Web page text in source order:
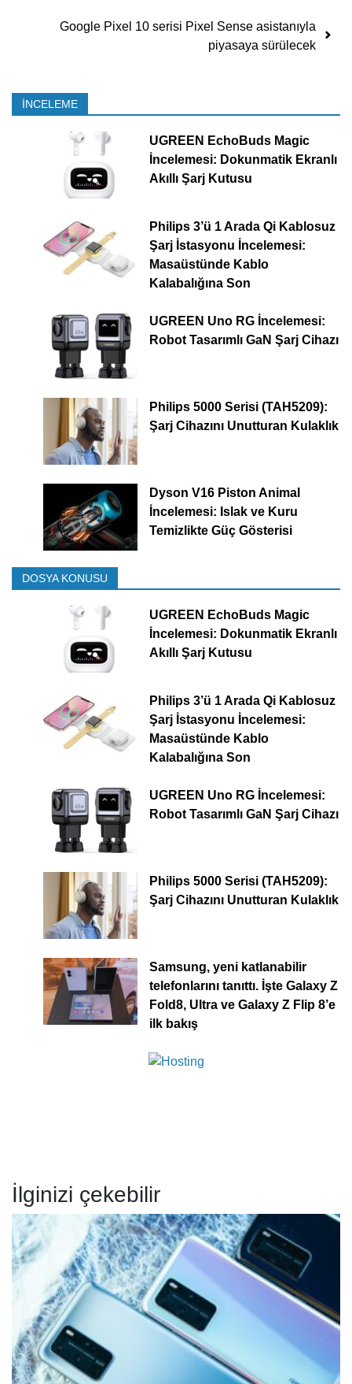
Google Pixel 10 serisi Pixel Sense asistanıyla
piyasaya sürülecek
İNCELEME
UGREEN EchoBuds Magic
İncelemesi: Dokunmatik Ekranlı
Akıllı Şarj Kutusu
Philips 3’ü 1 Arada Qi Kablosuz
Şarj İstasyonu İncelemesi:
Masaüstünde Kablo
Kalabalığına Son
UGREEN Uno RG İncelemesi:
Robot Tasarımlı GaN Şarj Cihazı
Philips 5000 Serisi (TAH5209):
Şarj Cihazını Unutturan Kulaklık
Dyson V16 Piston Animal
İncelemesi: Islak ve Kuru
Temizlikte Güç Gösterisi
DOSYA KONUSU
UGREEN EchoBuds Magic
İncelemesi: Dokunmatik Ekranlı
Akıllı Şarj Kutusu
Philips 3’ü 1 Arada Qi Kablosuz
Şarj İstasyonu İncelemesi:
Masaüstünde Kablo
Kalabalığına Son
UGREEN Uno RG İncelemesi:
Robot Tasarımlı GaN Şarj Cihazı
Philips 5000 Serisi (TAH5209):
Şarj Cihazını Unutturan Kulaklık
Samsung, yeni katlanabilir
telefonlarını tanıttı. İşte Galaxy Z
Fold8, Ultra ve Galaxy Z Flip 8’e
ilk bakış
İlginizi çekebilir